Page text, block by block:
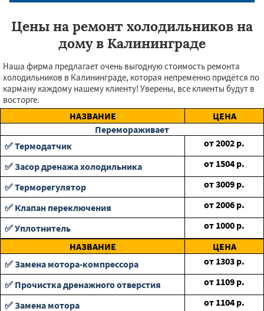
Цены на ремонт холодильников на
дому в Калининграде
Наша фирма предлагает очень выгодную стоимость ремонта
холодильников в Калининграде, которая непременно придётся по
карману каждому нашему клиенту! Уверены, все клиенты будут в
восторге.
НАЗВАНИЕ
ЦЕНА
Перемораживает
✅ Термодатчик
от2002 р.
✅ Засор дренажа холодильника
от 1504 р.
✅ Терморегулятор
от3009 р.
✅ Клапан переключения
от2006 р.
✅ Уплотнитель
от 1000 р.
НАЗВАНИЕ
ЦЕНА
✅ Замена мотора-компрессора
от 1303 р.
✅ Прочистка дренажного отверстия
от 1109 р.
✅ Замена мотора
от 1104 р.